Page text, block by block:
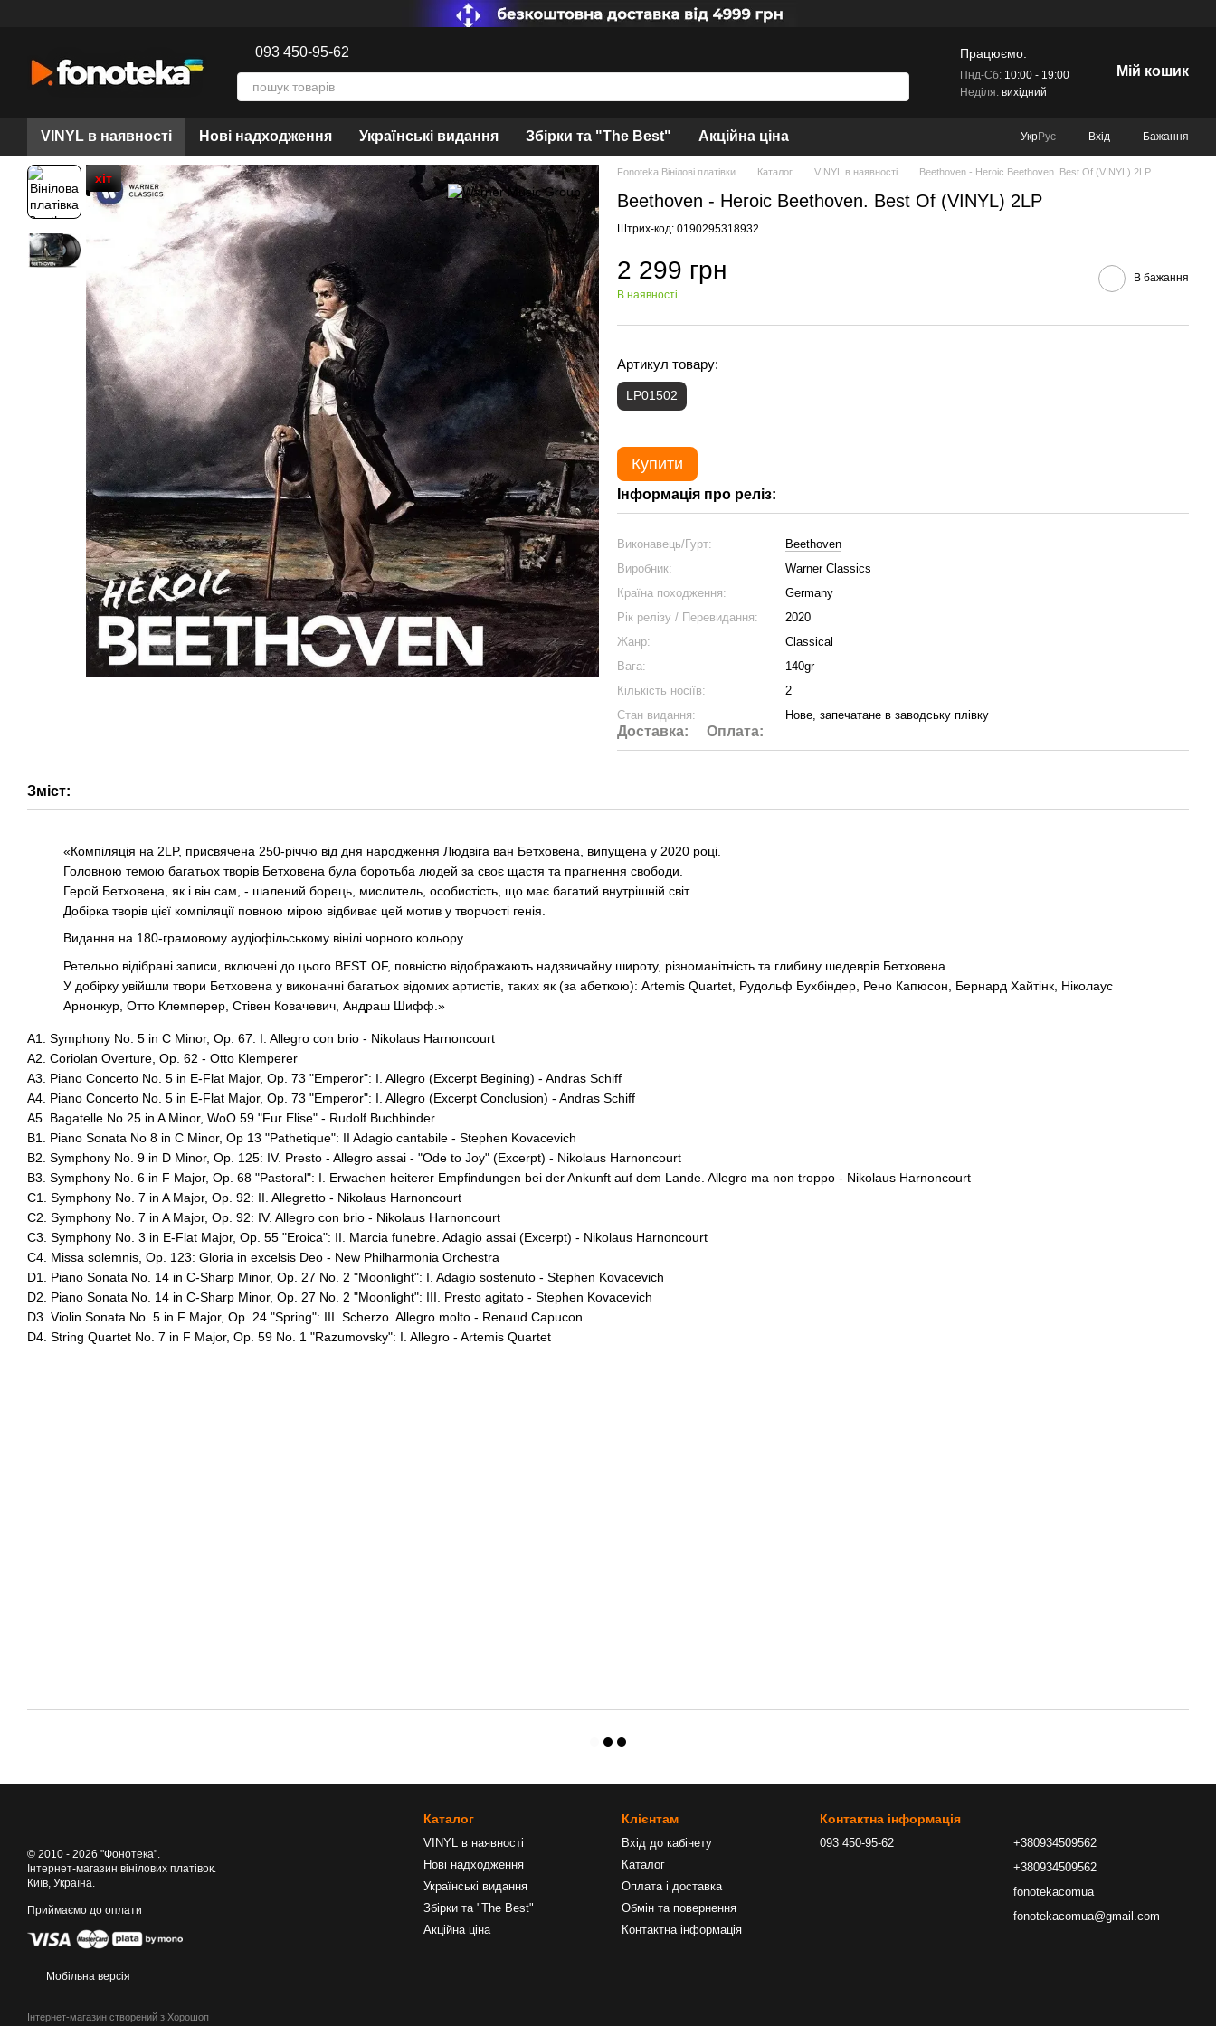
093 450-95-62 Працюємо:
Пнд-Сб:10:00 - 19:00
Неділя:вихідний
Мій кошик
VINYL в наявності Нові надходження Українські видання Збірки та "The Best" Акційна ціна УкрРус Вхід Бажання
хіт Fonoteka Вінілові платівки Каталог VINYL в наявності Beethoven - Heroic Beethoven. Best Of (VINYL) 2LP
Beethoven - Heroic Beethoven. Best Of (VINYL) 2LP
Штрих-код: 0190295318932
2 299 грн
В наявності
В бажання
Артикул товару:
LP01502
Купити
Інформація про реліз:
Виконавець/Гурт:
Beethoven
Виробник:
Warner Classics
Країна походження:
Germany
Рік релізу / Перевидання:
2020
Жанр:
Classical
Вага:
140gr
Кількість носіїв:
2
Стан видання:
Нове, запечатане в заводську плівку
Доставка: Оплата:
Зміст:
«Компіляція на 2LP, присвячена 250-річчю від дня народження Людвіга ван Бетховена, випущена у 2020 році.
Головною темою багатьох творів Бетховена була боротьба людей за своє щастя та прагнення свободи.
Герой Бетховена, як і він сам, - шалений борець, мислитель, особистість, що має багатий внутрішній світ.
Добірка творів цієї компіляції повною мірою відбиває цей мотив у творчості генія.
Видання на 180-грамовому аудіофільському вінілі чорного кольору.
Ретельно відібрані записи, включені до цього BEST OF, повністю відображають надзвичайну широту, різноманітність та глибину шедеврів Бетховена.
У добірку увійшли твори Бетховена у виконанні багатьох відомих артистів, таких як (за абеткою): Artemis Quartet, Рудольф Бухбіндер, Рено Капюсон, Бернард Хайтінк, Ніколаус
Арнонкур, Отто Клемперер, Стівен Ковачевич, Андраш Шифф.»
A1. Symphony No. 5 in C Minor, Op. 67: I. Allegro con brio - Nikolaus Harnoncourt
A2. Coriolan Overture, Op. 62 - Otto Klemperer
A3. Piano Concerto No. 5 in E-Flat Major, Op. 73 "Emperor": I. Allegro (Excerpt Begining) - Andras Schiff
A4. Piano Concerto No. 5 in E-Flat Major, Op. 73 "Emperor": I. Allegro (Excerpt Conclusion) - Andras Schiff
A5. Bagatelle No 25 in A Minor, WoO 59 "Fur Elise" - Rudolf Buchbinder
B1. Piano Sonata No 8 in C Minor, Op 13 "Pathetique": II Adagio cantabile - Stephen Kovacevich
B2. Symphony No. 9 in D Minor, Op. 125: IV. Presto - Allegro assai - "Ode to Joy" (Excerpt) - Nikolaus Harnoncourt
B3. Symphony No. 6 in F Major, Op. 68 "Pastoral": I. Erwachen heiterer Empfindungen bei der Ankunft auf dem Lande. Allegro ma non troppo - Nikolaus Harnoncourt
C1. Symphony No. 7 in A Major, Op. 92: II. Allegretto - Nikolaus Harnoncourt
C2. Symphony No. 7 in A Major, Op. 92: IV. Allegro con brio - Nikolaus Harnoncourt
C3. Symphony No. 3 in E-Flat Major, Op. 55 "Eroica": II. Marcia funebre. Adagio assai (Excerpt) - Nikolaus Harnoncourt
C4. Missa solemnis, Op. 123: Gloria in excelsis Deo - New Philharmonia Orchestra
D1. Piano Sonata No. 14 in C-Sharp Minor, Op. 27 No. 2 "Moonlight": I. Adagio sostenuto - Stephen Kovacevich
D2. Piano Sonata No. 14 in C-Sharp Minor, Op. 27 No. 2 "Moonlight": III. Presto agitato - Stephen Kovacevich
D3. Violin Sonata No. 5 in F Major, Op. 24 "Spring": III. Scherzo. Allegro molto - Renaud Capucon
D4. String Quartet No. 7 in F Major, Op. 59 No. 1 "Razumovsky": I. Allegro - Artemis Quartet
© 2010 - 2026 "Фонотека".
Інтернет-магазин вінілових платівок.
Київ, Україна.
Приймаємо до оплати
Мобільна версія
Інтернет-магазин створений з Хорошоп
Каталог
VINYL в наявності
Нові надходження
Українські видання
Збірки та "The Best"
Акційна ціна
Клієнтам
Вхід до кабінету
Каталог
Оплата і доставка
Обмін та повернення
Контактна інформація
Контактна інформація
093 450-95-62
+380934509562
+380934509562
fonotekacomua
fonotekacomua@gmail.com